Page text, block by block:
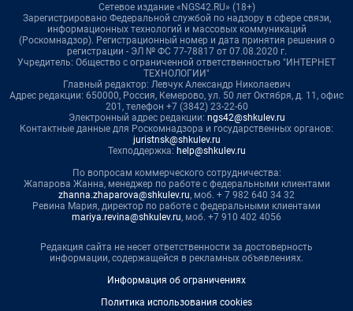
Сетевое издание «NGS42.RU» (18+)
Зарегистрировано Федеральной службой по надзору в сфере связи,
информационных технологий и массовых коммуникаций
(Роскомнадзор). Регистрационный номер и дата принятия решения о
регистрации - ЭЛ № ФС 77-78817 от 07.08.2020 г.
Учредитель: Общество с ограниченной ответственностью "ИНТЕРНЕТ
ТЕХНОЛОГИИ"
Главный редактор: Левчук Александр Николаевич
Адрес редакции: 650000, Россия, Кемерово, ул. 50 лет Октября, д. 11, офис
201, телефон +7 (3842) 23-22-60
Электронный адрес редакции: ngs42@shkulev.ru
Контактные данные для Роскомнадзора и государственных органов:
juristnsk@shkulev.ru
Техподдержка: help@shkulev.ru
По вопросам коммерческого сотрудничества:
Жапарова Жанна, менеджер по работе с федеральными клиентами
zhanna.zhaparova@shkulev.ru, моб. + 7 982 640 34 32
Ревина Мария, директор по работе с федеральными клиентами
mariya.revina@shkulev.ru, моб. +7 910 402 4056
Редакция сайта не несет ответственности за достоверность
информации, содержащейся в рекламных объявлениях.
Информация об ограничениях
Политика использования cookies